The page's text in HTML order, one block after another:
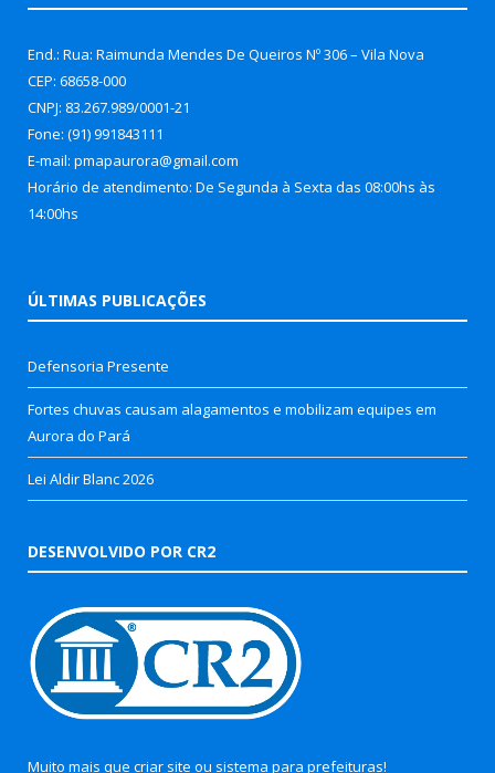
End.: Rua: Raimunda Mendes De Queiros Nº 306 – Vila Nova
CEP: 68658-000
CNPJ: 83.267.989/0001-21
Fone: (91) 991843111
E-mail: pmapaurora@gmail.com
Horário de atendimento: De Segunda à Sexta das 08:00hs às
14:00hs
ÚLTIMAS PUBLICAÇÕES
Defensoria Presente
Fortes chuvas causam alagamentos e mobilizam equipes em
Aurora do Pará
Lei Aldir Blanc 2026
DESENVOLVIDO POR CR2
Muito mais que criar site ou sistema para prefeituras!